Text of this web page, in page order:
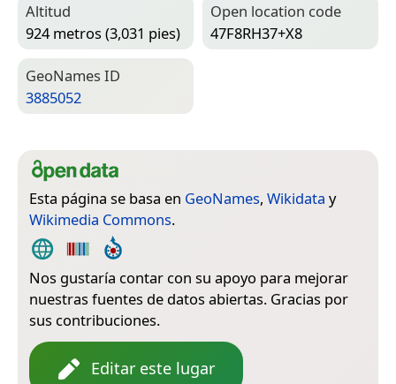
Altitud
924 metros (3,031 pies)
Open location code
47F8RH37+X8
Geo­Names ID
3885052
Esta página se basa en GeoNames, Wikidata y
Wikimedia Commons.
Nos gustaría contar con su apoyo para mejorar
nuestras fuentes de datos abiertas. Gracias por
sus contribuciones.
Editar este lugar